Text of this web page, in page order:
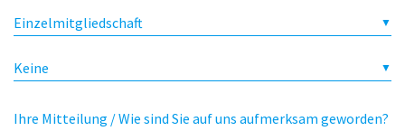
Einzelmitgliedschaft
Keine
Ihre Mitteilung / Wie sind Sie auf uns aufmerksam geworden?